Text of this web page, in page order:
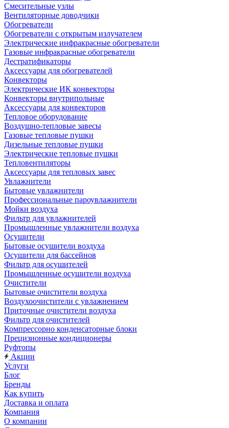
Смесительные узлы
Вентиляторные доводчики
Обогреватели
Обогреватели с открытым излучателем
Электрические инфракрасные обогреватели
Газовые инфракрасные обогреватели
Дестратификаторы
Аксессуары для обогревателей
Конвекторы
Электрические ИК конвекторы
Конвекторы внутрипольные
Аксессуары для конвекторов
Тепловое оборудование
Воздушно-тепловые завесы
Газовые тепловые пушки
Дизельные тепловые пушки
Электрические тепловые пушки
Тепловентиляторы
Аксессуары для тепловых завес
Увлажнители
Бытовые увлажнители
Профессиональные пароувлажнители
Мойки воздуха
Фильтр для увлажнителей
Промышленные увлажнители воздуха
Осушители
Бытовые осушители воздуха
Осушители для бассейнов
Фильтр для осушителей
Промышленные осушители воздуха
Очистители
Бытовые очистители воздуха
Воздухоочистители с увлажнением
Приточные очистители воздуха
Фильтр для очистителей
Компрессорно конденсаторные блоки
Прецизионные кондиционеры
Руфтопы
Акции
Услуги
Блог
Бренды
Как купить
Доставка и оплата
Компания
О компании